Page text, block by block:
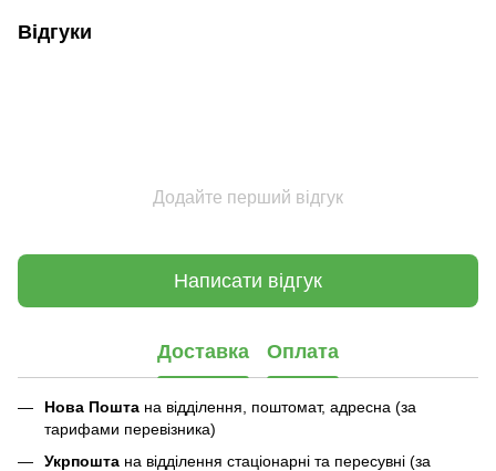
Відгуки
Додайте перший відгук
Написати відгук
Доставка Оплата
Нова Пошта на відділення, поштомат, адресна (за
тарифами перевізника)
Укрпошта на відділення стаціонарні та пересувні (за